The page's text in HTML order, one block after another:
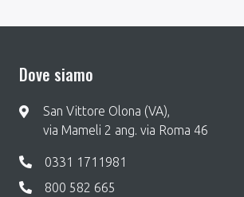
Dove siamo
San Vittore Olona (VA),
via Mameli 2 ang. via Roma 46
0331 1711981
800 582 665